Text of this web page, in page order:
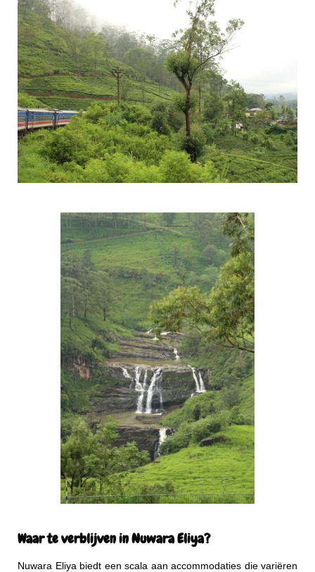
Waar te verblijven in Nuwara Eliya?
Nuwara Eliya biedt een scala aan accommodaties die variëren